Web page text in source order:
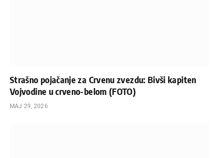
Strašno pojačanje za Crvenu zvezdu: Bivši kapiten
Vojvodine u crveno-belom (FOTO)
МАЈ 29, 2026